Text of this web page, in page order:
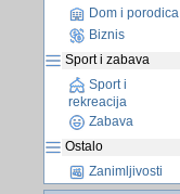
Dom i porodica
Biznis
Sport i zabava
Sport i
rekreacija
Zabava
Ostalo
Zanimljivosti